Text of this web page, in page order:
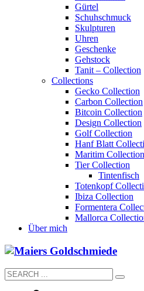
Gürtel
Schuhschmuck
Skulpturen
Uhren
Geschenke
Gehstock
Tanit – Collection
Collections
Gecko Collection
Carbon Collection
Bitcoin Collection
Design Collection
Golf Collection
Hanf Blatt
Maritim Collection
Tier Collection
Tintenfisch
Totenkopf
Ibiza Collection
Formentera
Mallorca
Über mich